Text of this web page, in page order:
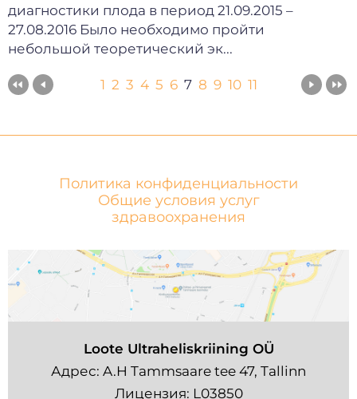
диагностики плода в период 21.09.2015 –
27.08.2016 Было необходимо пройти
небольшой теоретический эк...
1 2 3 4 5 6 7 8 9 10 11
Политика конфиденциальности
Общие условия услуг
здравоохранения
Loote Ultraheliskriining OÜ
Адрес: A.H Tammsaare tee 47, Tallinn
Лицензия: L03850